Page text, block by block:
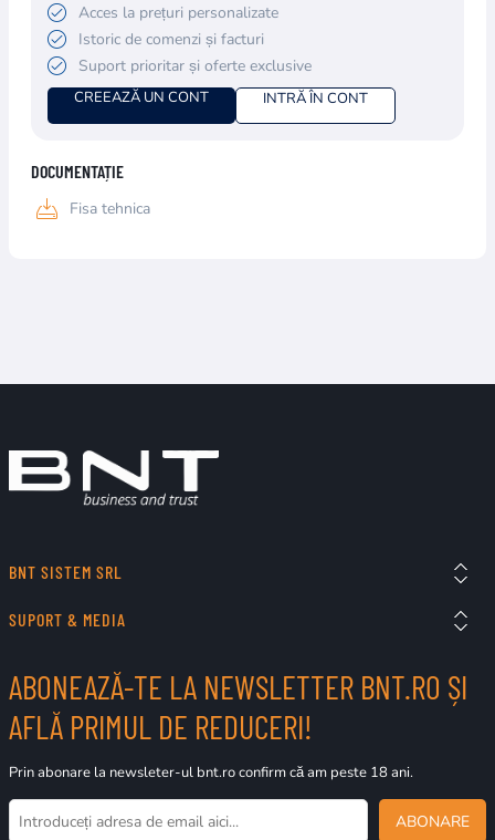
Acces la prețuri personalizate
Istoric de comenzi și facturi
Suport prioritar și oferte exclusive
CREEAZĂ UN CONT INTRĂ ÎN CONT
DOCUMENTAȚIE
Fisa tehnica
BNT SISTEM SRL
SUPORT & MEDIA
ABONEAZĂ-TE LA NEWSLETTER BNT.RO ȘI
AFLĂ PRIMUL DE REDUCERI!
Prin abonare la newsleter-ul bnt.ro confirm că am peste 18 ani.
ABONARE